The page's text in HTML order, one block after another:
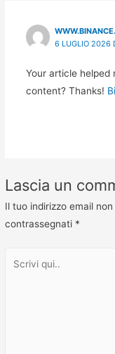
6 LUGLIO 2026
Your article helped
content? Thanks!
Lascia un
Il tuo indirizzo email
contrassegnati *